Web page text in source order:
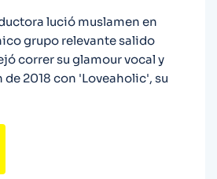
lució muslamen en
grupo relevante salido
correr su glamour vocal y
2018 con 'Loveaholic', su